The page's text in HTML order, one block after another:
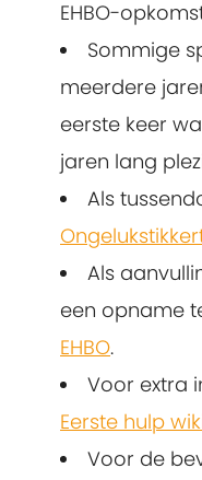
EHBO-
Sommige
meerdere
eerste keer
jaren lang
Als
Als
een opname
EHBO.
Voor extra
Eerste hulp
Voor de